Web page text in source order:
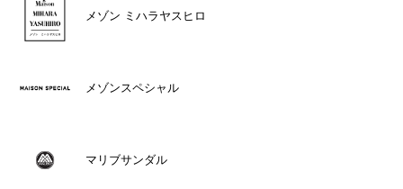
メゾン ミハラヤスヒロ
メゾンスペシャル
マリブサンダル